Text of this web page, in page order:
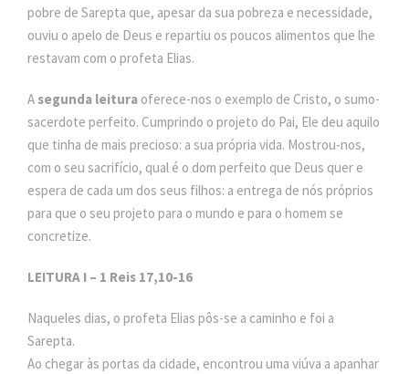
pobre de Sarepta que, apesar da sua pobreza e necessidade,
ouviu o apelo de Deus e repartiu os poucos alimentos que lhe
restavam com o profeta Elias.
A segunda leitura oferece-nos o exemplo de Cristo, o sumo-
sacerdote perfeito. Cumprindo o projeto do Pai, Ele deu aquilo
que tinha de mais precioso: a sua própria vida. Mostrou-nos,
com o seu sacrifício, qual é o dom perfeito que Deus quer e
espera de cada um dos seus filhos: a entrega de nós próprios
para que o seu projeto para o mundo e para o homem se
concretize.
LEITURA I – 1 Reis 17,10-16
Naqueles dias, o profeta Elias pôs-se a caminho e foi a
Sarepta.
Ao chegar às portas da cidade, encontrou uma viúva a apanhar